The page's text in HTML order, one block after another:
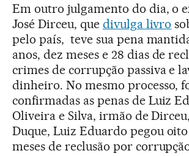
Em outro julgamento do dia, o
José Dirceu, que divulga livro
pelo país, teve sua pena
anos, dez meses e 28 dias de
crimes de corrupção passiva e
dinheiro. No mesmo processo,
confirmadas as penas de Luiz
Oliveira e Silva, irmão de
Duque, Luiz Eduardo pegou
meses de reclusão por